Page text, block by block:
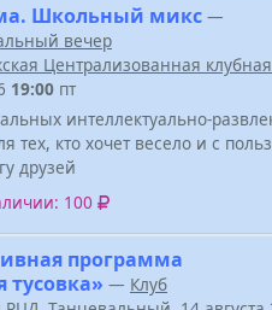
Школьный микс —
вечер
Централизованная
19:00 пт
интеллектуально-
тех, кто хочет весело и с
друзей
100
программа
тусовка» — Клуб